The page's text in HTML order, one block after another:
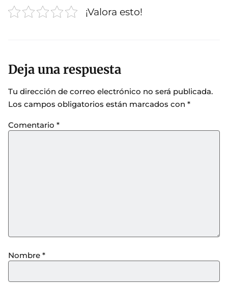
¡Valora esto!
Deja una respuesta
Tu dirección de correo electrónico no será publicada.
Los campos obligatorios están marcados con *
Comentario *
Nombre *